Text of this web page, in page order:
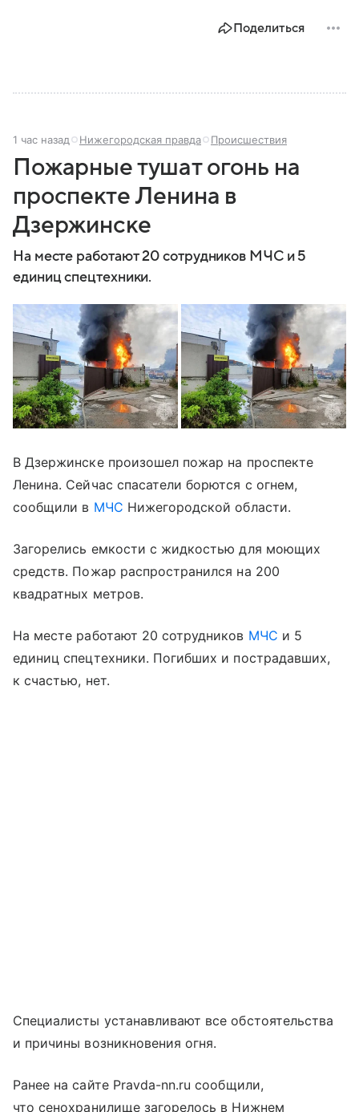
задачи выполняет и какую роль играет вПоделиться
1 час назад Нижегородская правда Происшествия
Пожарные тушат огонь на
проспекте Ленина в
Дзержинске
На месте работают 20 сотрудников МЧС и 5
единиц спецтехники.
В Дзержинске произошел пожар на проспекте
Ленина. Сейчас спасатели борются с огнем,
сообщили в МЧС Нижегородской области.
Загорелись емкости с жидкостью для моющих
средств. Пожар распространился на 200
квадратных метров.
На месте работают 20 сотрудников МЧС и 5
единиц спецтехники. Погибших и пострадавших,
к счастью, нет.
Специалисты устанавливают все обстоятельства
и причины возникновения огня.
Ранее на сайте Pravda-nn.ru сообщили,
что сенохранилище загорелось в Нижнем